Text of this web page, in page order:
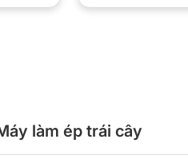
làm ép trái cây